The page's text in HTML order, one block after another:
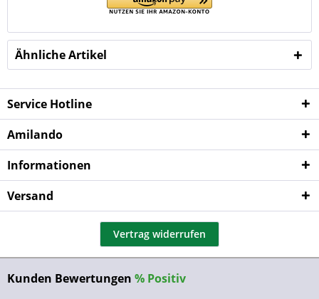
Ähnliche Artikel
Service Hotline
Amilando
Informationen
Versand
Vertrag widerrufen
Kunden Bewertungen % Positiv